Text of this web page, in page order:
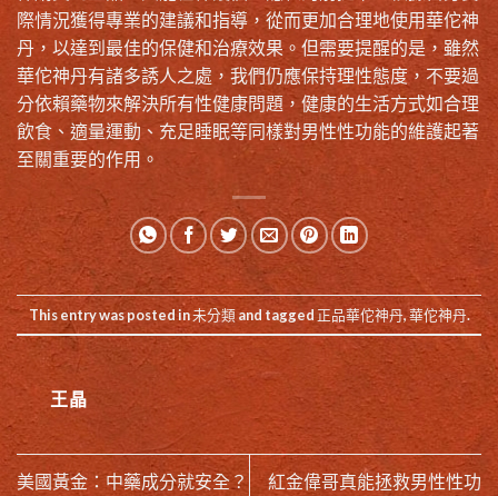
際情況獲得專業的建議和指導，從而更加合理地使用華佗神
丹，以達到最佳的保健和治療效果。但需要提醒的是，雖然
華佗神丹有諸多誘人之處，我們仍應保持理性態度，不要過
分依賴藥物來解決所有性健康問題，健康的生活方式如合理
飲食、適量運動、充足睡眠等同樣對男性性功能的維護起著
至關重要的作用。
This entry was posted in未分類and tagged 正品華佗神丹,華佗神丹.
王晶
美國黃金：中藥成分就安全？
紅金偉哥真能拯救男性性功